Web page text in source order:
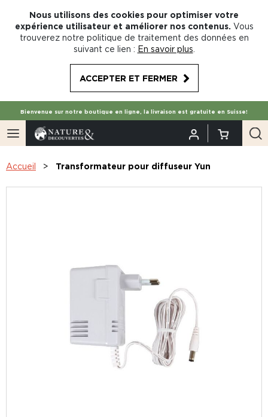
Nous utilisons des cookies pour optimiser votre
expérience utilisateur et améliorer nos contenus. Vous
trouverez notre politique de traitement des données en
suivant ce lien : En savoir plus
ACCEPTER ET FERMER
Bienvenue sur notre boutique en ligne, la livraison est gratuite en Suisse!
Accueil Transformateur pour diffuseur Yun